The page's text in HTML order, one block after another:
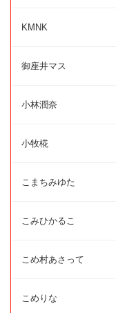
KMNK
御座井マス
小林潤奈
小牧椛
こまちみゆた
こみひかるこ
こめ村あさって
こめりな